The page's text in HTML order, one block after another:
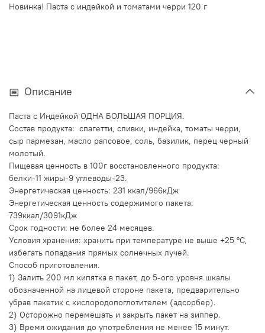
Новинка! Паста с индейкой и томатами черри 120 г
Описание
Паста с Индейкой ОДНА БОЛЬШАЯ ПОРЦИЯ.
Состав продукта: спагетти, сливки, индейка, томаты черри,
сыр пармезан, масло рапсовое, соль, базилик, перец черный
молотый.
Пищевая ценность в 100г восстановленного продукта:
белки-11 жиры-9 углеводы-23.
Энергетическая ценность: 231 ккал/966кДж
Энергетическая ценность содержимого пакета:
739ккал/3091кДж
Срок годности: не более 24 месяцев.
Условия хранения: хранить при температуре не выше +25 ºС,
избегать попадания прямых солнечных лучей.
Способ приготовления.
1) Залить 200 мл кипятка в пакет, до 5-ого уровня шкалы
обозначенной на лицевой стороне пакета, предварительно
убрав пакетик с кислородопоглотителем (адсорбер).
2) Осторожно перемешать и закрыть пакет на зиппер.
3) Время ожидания до употребления не менее 15 минут.